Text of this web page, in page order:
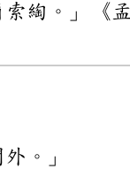
索綯。」《
外。」